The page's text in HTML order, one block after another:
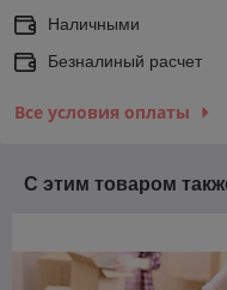
Наличными
Безналиный расчет
Все условия оплаты
С этим товаром